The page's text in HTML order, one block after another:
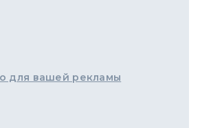
для вашей рекламы